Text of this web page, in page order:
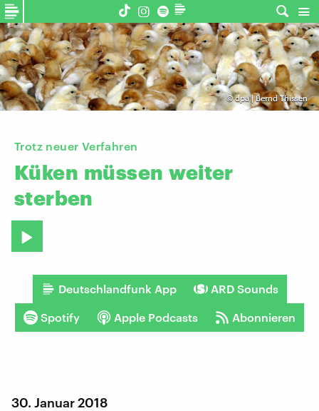
©dpa | Bernd Thissen
Trotz neuer Verfahren
Küken müssen weiter
sterben
Deutschlandfunk App ARD Sounds
Spotify Apple Podcasts Abonnieren
30. Januar 2018